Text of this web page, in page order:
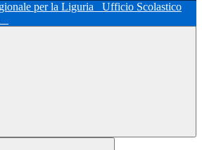
Ufficio Scolastico